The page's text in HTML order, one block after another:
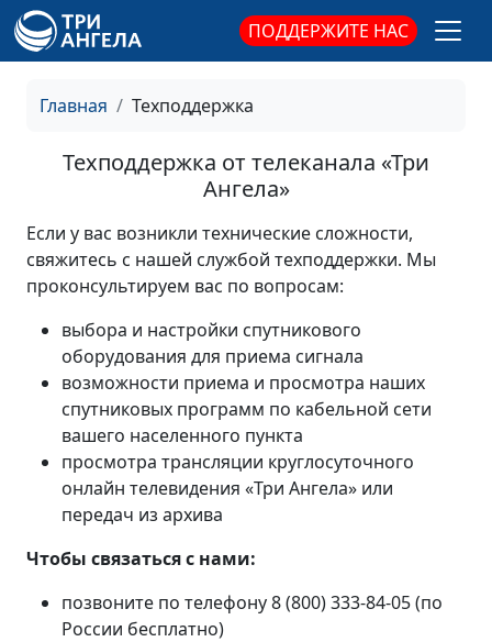
ПОДДЕРЖИТЕ НАС
Главная Техподдержка
Техподдержка от телеканала «Три
Ангела»
Если у вас возникли технические сложности,
свяжитесь с нашей службой техподдержки. Мы
проконсультируем вас по вопросам:
выбора и настройки спутникового
оборудования для приема сигнала
возможности приема и просмотра наших
спутниковых программ по кабельной сети
вашего населенного пункта
просмотра трансляции круглосуточного
онлайн телевидения «Три Ангела» или
передач из архива
Чтобы связаться с нами:
позвоните по телефону 8 (800) 333-84-05 (по
России бесплатно)